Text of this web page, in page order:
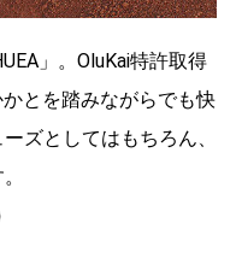
」。OluKai特許取得
とを踏みながらでも快
ズとしてはもちろん、